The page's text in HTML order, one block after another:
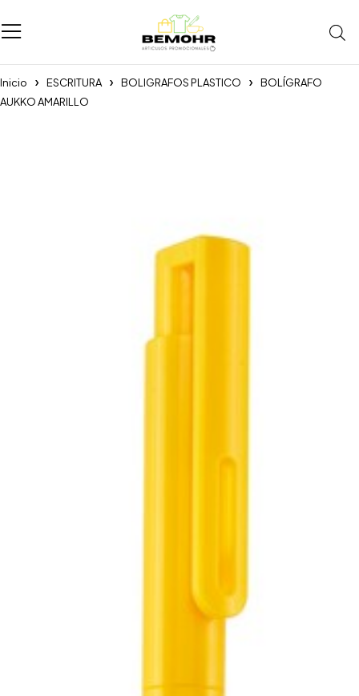
Inicio ESCRITURA BOLIGRAFOS PLASTICO
BOLÍGRAFO
AUKKO AMARILLO